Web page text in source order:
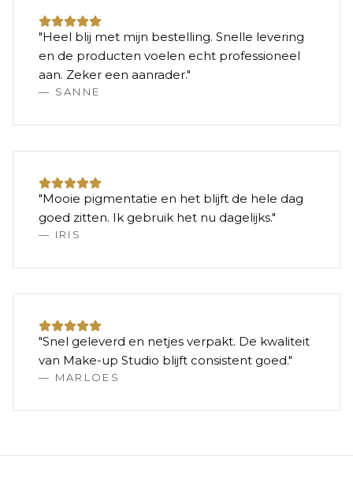
"Heel blij met mijn bestelling. Snelle levering
en de producten voelen echt professioneel
aan. Zeker een aanrader."
— SANNE
"Mooie pigmentatie en het blijft de hele dag
goed zitten. Ik gebruik het nu dagelijks."
— IRIS
"Snel geleverd en netjes verpakt. De kwaliteit
van Make-up Studio blijft consistent goed."
— MARLOES